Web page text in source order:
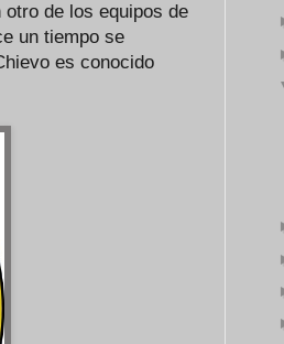
de los equipos de
un tiempo se
es conocido